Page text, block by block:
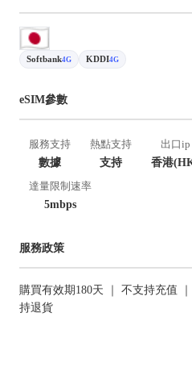
Softbank4G KDDI4G
eSIM參數
服務支持
數據
熱點支持
支持
出口ip
香港
達量限制速率
5mbps
服務政策
購買有效期180天 ｜ 不支持充值
持退貨